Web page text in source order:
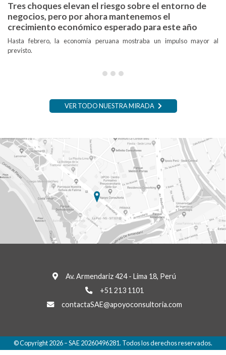
Tres choques elevan el riesgo sobre el entorno de
negocios, pero por ahora mantenemos el
crecimiento económico esperado para este año
Hasta febrero, la economía peruana mostraba un impulso mayor al
previsto.
VER TODO NUESTRA MIRADA
Av. Armendariz 424 - Lima 18, Perú
+51 213 1101
contactaSAE@apoyoconsultoria.com
© Copyright 2026 – SAE 20260496281. Todos los derechos reservados.